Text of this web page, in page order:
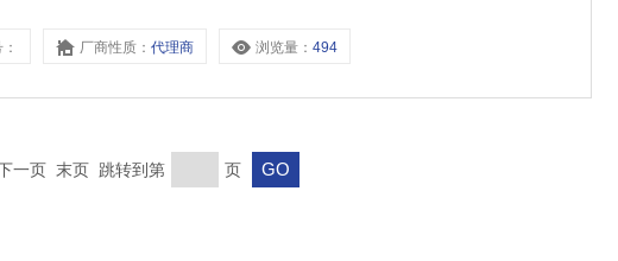
厂商性质：代理商 浏览量：494
一页 末页 跳转到第 页